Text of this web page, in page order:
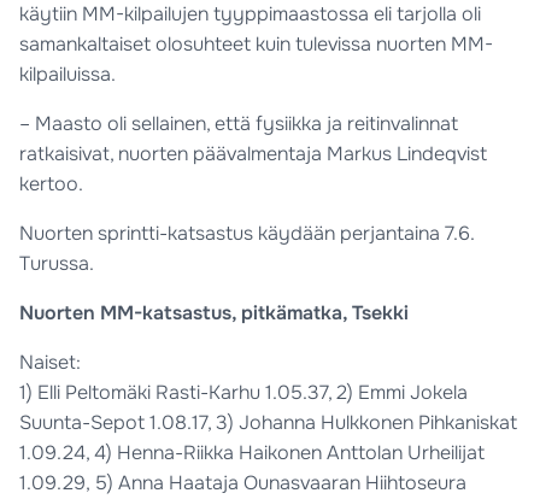
käytiin MM-kilpailujen tyyppimaastossa eli tarjolla oli
samankaltaiset olosuhteet kuin tulevissa nuorten MM-
kilpailuissa.
– Maasto oli sellainen, että fysiikka ja reitinvalinnat
ratkaisivat, nuorten päävalmentaja Markus Lindeqvist
kertoo.
Nuorten sprintti-katsastus käydään perjantaina 7.6.
Turussa.
Nuorten MM-katsastus, pitkämatka, Tsekki
Naiset:
1) Elli Peltomäki Rasti-Karhu 1.05.37, 2) Emmi Jokela
Suunta-Sepot 1.08.17, 3) Johanna Hulkkonen Pihkaniskat
1.09.24, 4) Henna-Riikka Haikonen Anttolan Urheilijat
1.09.29, 5) Anna Haataja Ounasvaaran Hiihtoseura